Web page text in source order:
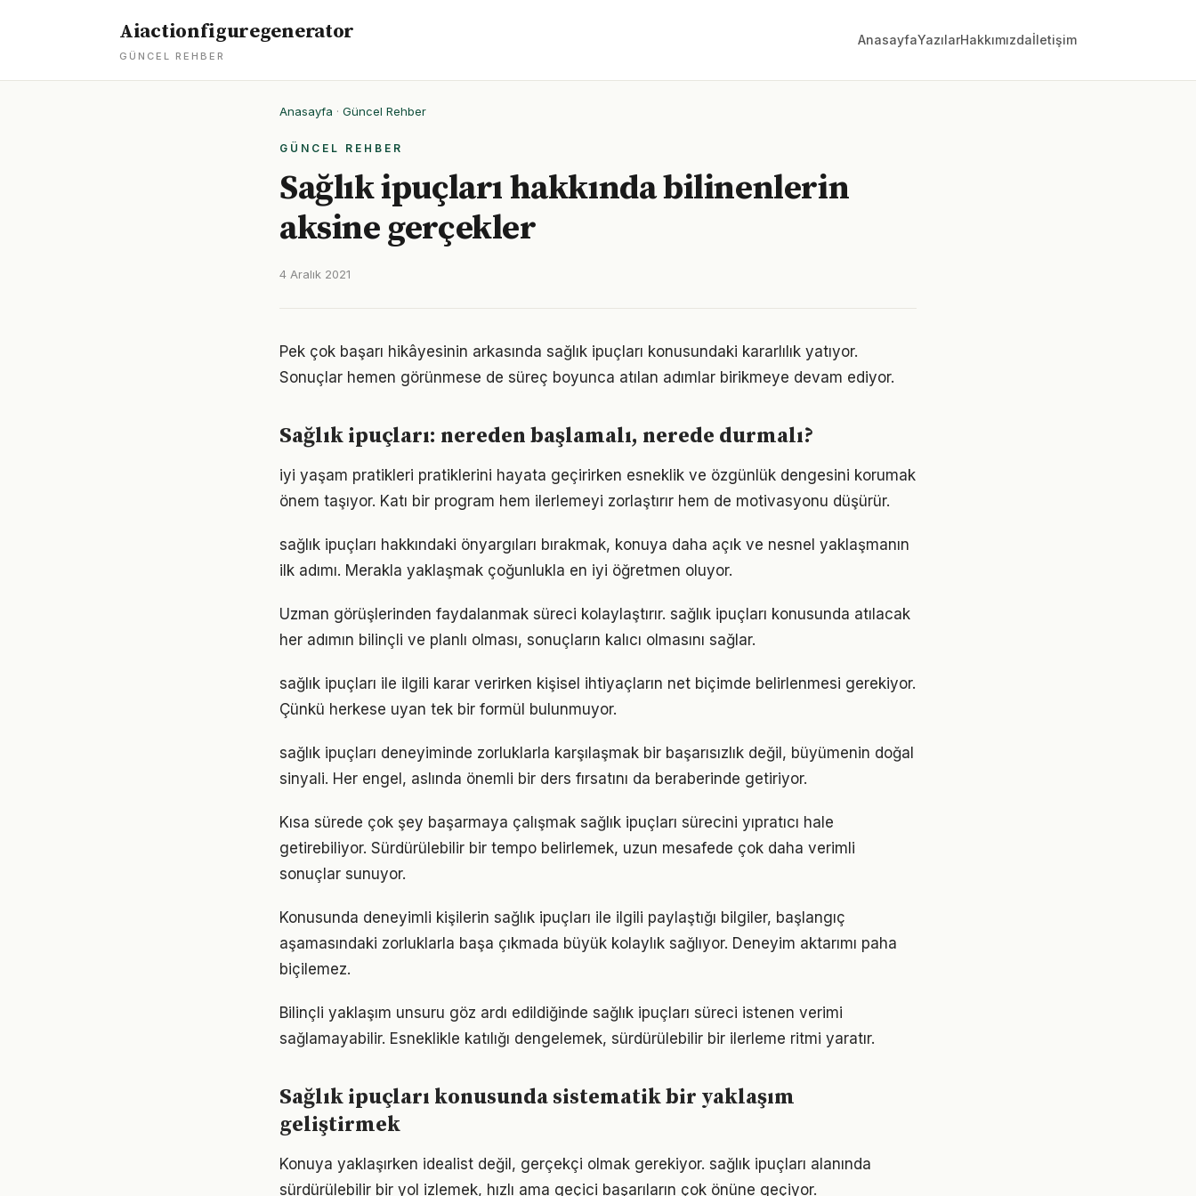
Aiactionfiguregenerator
GÜNCEL REHBER
AnasayfaYazılarHakkımızdaİletişim
Anasayfa · Güncel Rehber
GÜNCEL REHBER
Sağlık ipuçları hakkında bilinenlerin
aksine gerçekler
4 Aralık 2021
Pek çok başarı hikâyesinin arkasında sağlık ipuçları konusundaki kararlılık yatıyor.
Sonuçlar hemen görünmese de süreç boyunca atılan adımlar birikmeye devam ediyor.
Sağlık ipuçları: nereden başlamalı, nerede durmalı?
iyi yaşam pratikleri pratiklerini hayata geçirirken esneklik ve özgünlük dengesini korumak
önem taşıyor. Katı bir program hem ilerlemeyi zorlaştırır hem de motivasyonu düşürür.
sağlık ipuçları hakkındaki önyargıları bırakmak, konuya daha açık ve nesnel yaklaşmanın
ilk adımı. Merakla yaklaşmak çoğunlukla en iyi öğretmen oluyor.
Uzman görüşlerinden faydalanmak süreci kolaylaştırır. sağlık ipuçları konusunda atılacak
her adımın bilinçli ve planlı olması, sonuçların kalıcı olmasını sağlar.
sağlık ipuçları ile ilgili karar verirken kişisel ihtiyaçların net biçimde belirlenmesi gerekiyor.
Çünkü herkese uyan tek bir formül bulunmuyor.
sağlık ipuçları deneyiminde zorluklarla karşılaşmak bir başarısızlık değil, büyümenin doğal
sinyali. Her engel, aslında önemli bir ders fırsatını da beraberinde getiriyor.
Kısa sürede çok şey başarmaya çalışmak sağlık ipuçları sürecini yıpratıcı hale
getirebiliyor. Sürdürülebilir bir tempo belirlemek, uzun mesafede çok daha verimli
sonuçlar sunuyor.
Konusunda deneyimli kişilerin sağlık ipuçları ile ilgili paylaştığı bilgiler, başlangıç
aşamasındaki zorluklarla başa çıkmada büyük kolaylık sağlıyor. Deneyim aktarımı paha
biçilemez.
Bilinçli yaklaşım unsuru göz ardı edildiğinde sağlık ipuçları süreci istenen verimi
sağlamayabilir. Esneklikle katılığı dengelemek, sürdürülebilir bir ilerleme ritmi yaratır.
Sağlık ipuçları konusunda sistematik bir yaklaşım
geliştirmek
Konuya yaklaşırken idealist değil, gerçekçi olmak gerekiyor. sağlık ipuçları alanında
sürdürülebilir bir yol izlemek, hızlı ama geçici başarıların çok önüne geçiyor.